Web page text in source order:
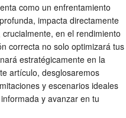
como un enfrentamiento
impacta directamente
en el rendimiento
correcta no solo optimizará tus
estratégicamente en la
artículo, desglosaremos
y escenarios ideales
y avanzar en tu